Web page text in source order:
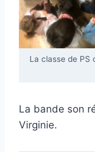
La classe de PS
La bande son
Virginie.